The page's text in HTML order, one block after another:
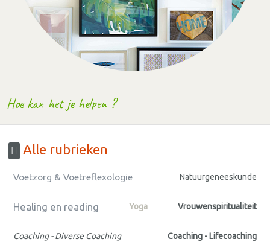
Hoe kan het je helpen ?
Alle rubrieken
Voetzorg & Voetreflexologie Natuurgeneeskunde
Healing en reading Yoga Vrouwenspiritualiteit
Coaching - Diverse Coaching Coaching - Lifecoaching